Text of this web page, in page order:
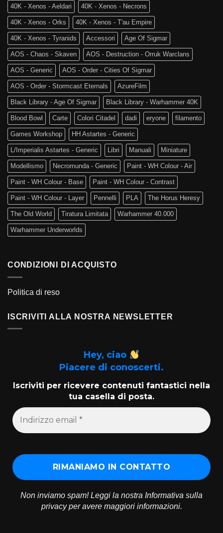
40K - Xenos - Aeldari 40K - Xenos - Necrons
40K - Xenos - Orks 40K - Xenos - T'au Empire
40K - Xenos - Tyranids Accessori Age Of Sigmar
AOS - Chaos - Skaven AOS - Destruction - Orruk Warclans
AOS - Generic AOS - Order - Cities Of Sigmar
AOS - Order - Stormcast Eternals AzureFilm
Black Library - Age Of Sigmar Black Library - Warhammer 40K
Blood Bowl Carte Colori Citadel dadi eryone filamento
Games Workshop HH Astartes - Generic
L/Imperialis Astartes - Generic Libri Manuali Miniature
Modellismo Necromunda - Generic Paint - WH Colour - Air
Paint - WH Colour - Base Paint - WH Colour - Contrast
Paint - WH Colour - Layer Pennelli PLA The Horus Heresy
The Old World Tiratura Limitata Warhammer 40.000
Warhammer Underworlds
CONDIZIONI DI ACQUISTO
Politica di reso
ISCRIVITI ALLA NOSTRA NEWSLETTER
Hey, ciao
Piacere di conoscerti.
Iscriviti per ricevere contenuti fantastici nella
tua casella di posta.
Non inviamo spam! Leggi la nostra Informativa sulla
privacyper avere maggiori informazioni.